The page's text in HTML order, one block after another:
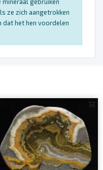
ze zich aangetrokken
dat het hen voordelen